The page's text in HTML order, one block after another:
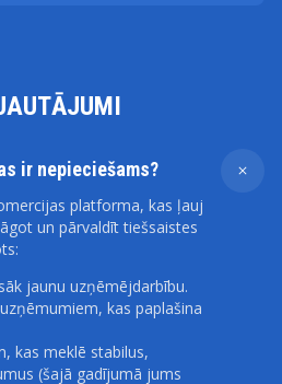
ir nepieciešams?
platforma, kas ļauj
un pārvaldīt tiešsaistes
jaunu uzņēmējdarbību.
kas paplašina
kas meklē stabilus,
(šajā gadījumā jums